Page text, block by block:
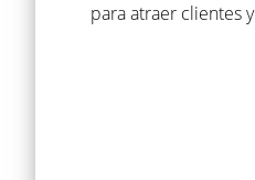
para atraer clientes